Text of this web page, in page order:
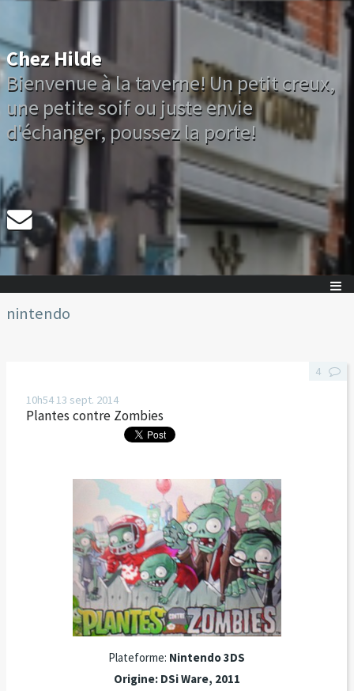
Chez Hilde
Bienvenue à la taverne! Un petit creux,
une petite soif ou juste envie
d'échanger, poussez la porte!
nintendo
10h54 13 sept. 2014
Plantes contre Zombies
Plateforme: Nintendo 3DS
Origine: DSi Ware, 2011
4